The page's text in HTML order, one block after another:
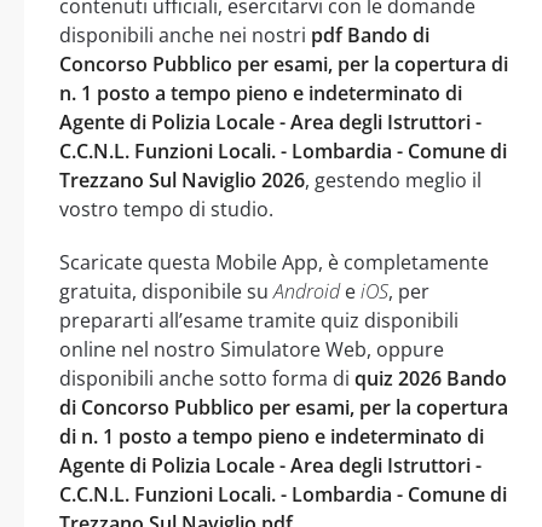
contenuti ufficiali, esercitarvi con le domande
disponibili anche nei nostri pdf Bando di
Concorso Pubblico per esami, per la copertura di
n. 1 posto a tempo pieno e indeterminato di
Agente di Polizia Locale - Area degli Istruttori -
C.C.N.L. Funzioni Locali. - Lombardia - Comune di
Trezzano Sul Naviglio 2026, gestendo meglio il
vostro tempo di studio.
Scaricate questa Mobile App, è completamente
gratuita, disponibile suAndroideiOS, per
prepararti all’esame tramite quiz disponibili
online nel nostro Simulatore Web, oppure
disponibili anche sotto forma di quiz 2026 Bando
di Concorso Pubblico per esami, per la copertura
di n. 1 posto a tempo pieno e indeterminato di
Agente di Polizia Locale - Area degli Istruttori -
C.C.N.L. Funzioni Locali. - Lombardia - Comune di